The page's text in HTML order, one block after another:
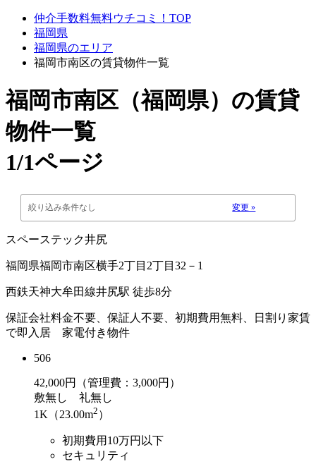
仲介手数料無料ウチコミ！TOP
福岡県
福岡県のエリア
福岡市南区の賃貸物件一覧
福岡市南区（福岡県） の賃貸
物件一覧
1/1ページ
絞り込み条件なし 変更 »
スペーステック井尻
福岡県福岡市南区横手2丁目2丁目32－1
西鉄天神大牟田線井尻駅 徒歩8分
保証会社料金不要、保証人不要、初期費用無料、日割り家賃
で即入居 家電付き物件
506
42,000円（管理費：3,000円）
敷無し 礼無し
1K（23.00m2 ）
初期費用10万円以下
セキュリティ